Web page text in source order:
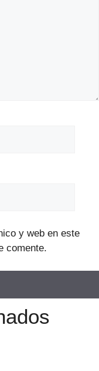
y web en este
comente.